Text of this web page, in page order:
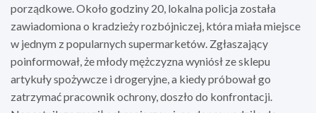
porządkowe. Około godziny 20, lokalna policja została
zawiadomiona o kradzieży rozbójniczej, która miała miejsce
w jednym z popularnych supermarketów. Zgłaszający
poinformował, że młody mężczyzna wyniósł ze sklepu
artykuły spożywcze i drogeryjne, a kiedy próbował go
zatrzymać pracownik ochrony, doszło do konfrontacji.